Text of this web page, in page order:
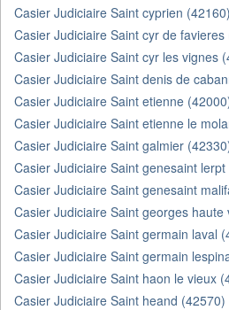
Casier Judiciaire Saint cyprien (42160)
Casier Judiciaire Saint cyr de favieres
Casier Judiciaire Saint cyr les vignes
Casier Judiciaire Saint denis de
Casier Judiciaire Saint etienne
Casier Judiciaire Saint etienne le
Casier Judiciaire Saint galmier
Casier Judiciaire Saint genesaint
Casier Judiciaire Saint genesaint
Casier Judiciaire Saint georges haute
Casier Judiciaire Saint germain laval
Casier Judiciaire Saint germain
Casier Judiciaire Saint haon le vieux
Casier Judiciaire Saint heand (42570)